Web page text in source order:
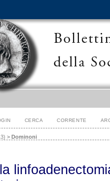
CERCA CORRENTE
> Dominoni